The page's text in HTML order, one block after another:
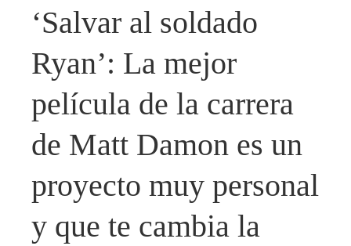
‘Salvar al soldado
Ryan’: La mejor
película de la carrera
de Matt Damon es un
proyecto muy personal
y que te cambia la